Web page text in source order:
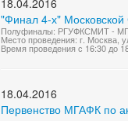
18.04.2016
"Финал 4-х"
Полуфиналы: РГУФКСМИТ -
Место проведения: г. Москва,
Время проведения с 16:30 до
18.04.2016
Первенство МГАФК по